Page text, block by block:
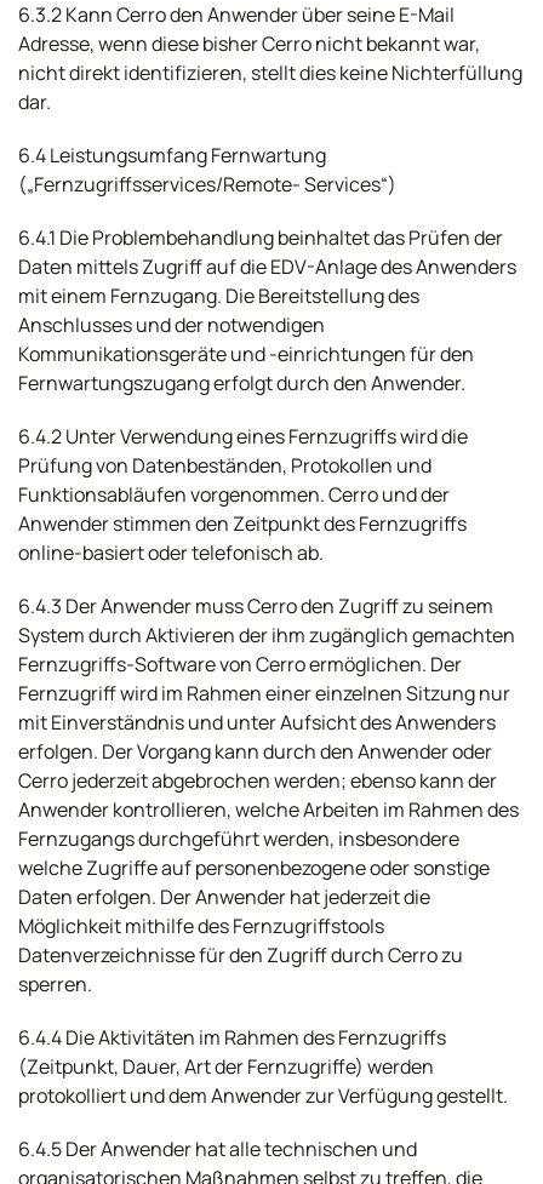
6.3.2 Kann Cerro den Anwender über seine E-Mail
Adresse, wenn diese bisher Cerro nicht bekannt war,
nicht direkt identifizieren, stellt dies keine Nichterfüllung
dar.
6.4 Leistungsumfang Fernwartung
(„Fernzugriffsservices/Remote- Services“)
6.4.1 Die Problembehandlung beinhaltet das Prüfen der
Daten mittels Zugriff auf die EDV-Anlage des Anwenders
mit einem Fernzugang. Die Bereitstellung des
Anschlusses und der notwendigen
Kommunikationsgeräte und -einrichtungen für den
Fernwartungszugang erfolgt durch den Anwender.
6.4.2 Unter Verwendung eines Fernzugriffs wird die
Prüfung von Datenbeständen, Protokollen und
Funktionsabläufen vorgenommen. Cerro und der
Anwender stimmen den Zeitpunkt des Fernzugriffs
online-basiert oder telefonisch ab.
6.4.3 Der Anwender muss Cerro den Zugriff zu seinem
System durch Aktivieren der ihm zugänglich gemachten
Fernzugriffs-Software von Cerro ermöglichen. Der
Fernzugriff wird im Rahmen einer einzelnen Sitzung nur
mit Einverständnis und unter Aufsicht des Anwenders
erfolgen. Der Vorgang kann durch den Anwender oder
Cerro jederzeit abgebrochen werden; ebenso kann der
Anwender kontrollieren, welche Arbeiten im Rahmen des
Fernzugangs durchgeführt werden, insbesondere
welche Zugriffe auf personenbezogene oder sonstige
Daten erfolgen. Der Anwender hat jederzeit die
Möglichkeit mithilfe des Fernzugriffstools
Datenverzeichnisse für den Zugriff durch Cerro zu
sperren.
6.4.4 Die Aktivitäten im Rahmen des Fernzugriffs
(Zeitpunkt, Dauer, Art der Fernzugriffe) werden
protokolliert und dem Anwender zur Verfügung gestellt.
6.4.5 Der Anwender hat alle technischen und
organisatorischen Maßnahmen selbst zu treffen, die